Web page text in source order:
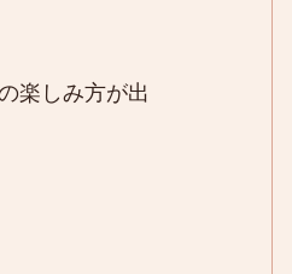
楽しみ方が出